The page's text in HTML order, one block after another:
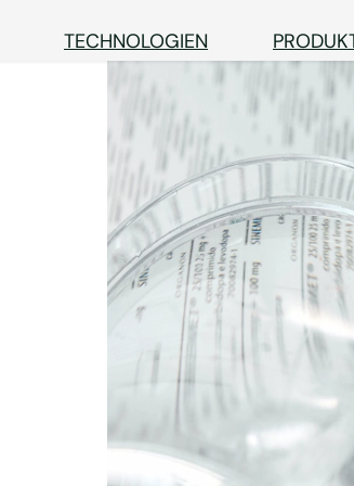
TECHNOLOGIEN